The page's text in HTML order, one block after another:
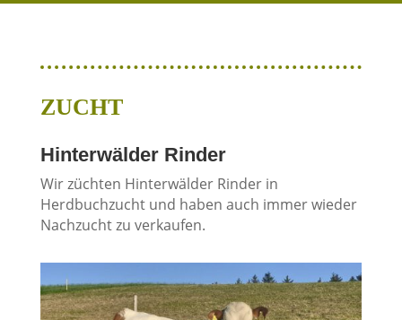
ZUCHT
Hinterwälder Rinder
Wir züchten Hinterwälder Rinder in
Herdbuchzucht und haben auch immer wieder
Nachzucht zu verkaufen.